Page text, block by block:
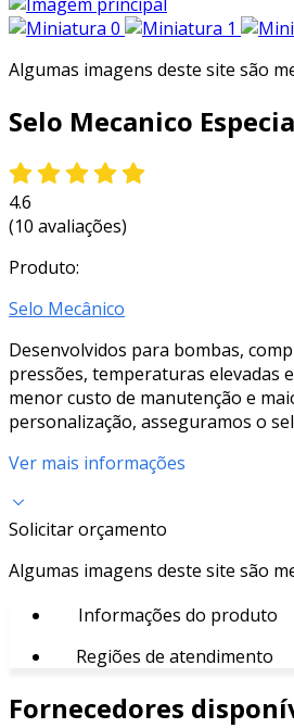
Algumas imagens deste site são
Selo Mecanico
4.6
(10 avaliações)
Produto:
Selo Mecânico
Desenvolvidos para bombas,
pressões, temperaturas elevadas
menor custo de manutenção e
personalização, asseguramos o
Ver mais informações
Solicitar orçamento
Algumas imagens deste site são
Informações do produto
Regiões de atendimento
Fornecedores